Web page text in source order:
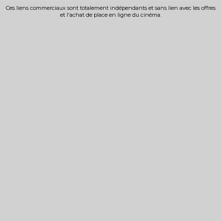
Ces liens commerciaux sont totalement indépendants et sans lien avec les offres
et l'achat de place en ligne du cinéma.